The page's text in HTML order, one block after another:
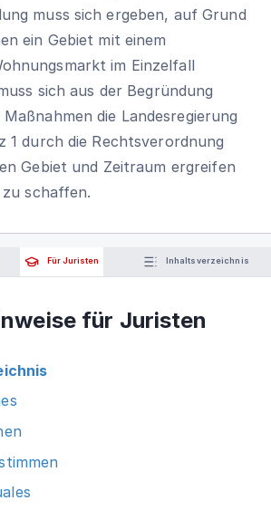
muss sich ergeben, auf Grund
ein Gebiet mit einem
im Einzelfall
sich aus der Begründung
die Landesregierung
1 durch die Rechtsverordnung
Gebiet und Zeitraum ergreifen
schaffen.
Für Juristen Inhaltsverzeichnis
für Juristen